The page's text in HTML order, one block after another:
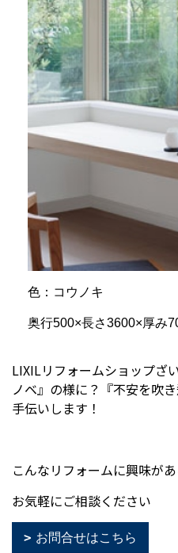
色：コウノキ
奥行500×長さ3600×厚み
LIXILリフォームショップざ
ノベ』の様に？『不安を吹
手伝いします！
こんなリフォームに興味が
お気軽にご相談ください
お問合せはこちら